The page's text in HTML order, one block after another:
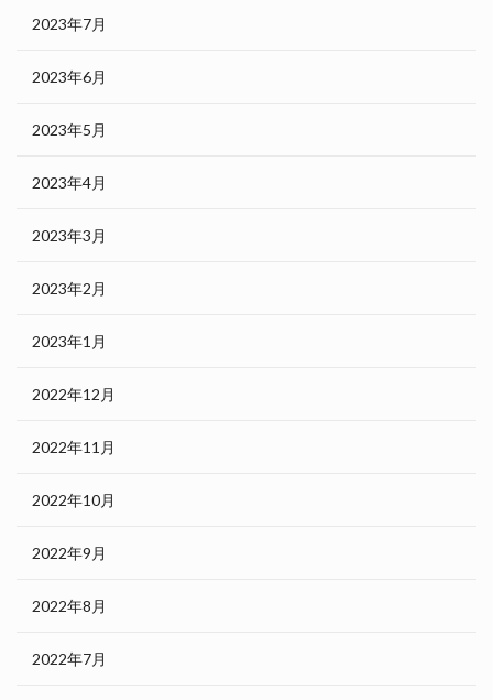
2023年7月
2023年6月
2023年5月
2023年4月
2023年3月
2023年2月
2023年1月
2022年12月
2022年11月
2022年10月
2022年9月
2022年8月
2022年7月